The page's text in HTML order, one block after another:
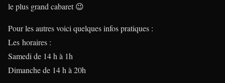
le plus grand cabaret 😉
Pour les autres voici quelques infos pratiques :
Les horaires :
Samedi de 14 h à 1h
Dimanche de 14 h à 20h